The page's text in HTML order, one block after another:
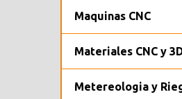
Maquinas CNC
Materiales CNC y
Metereologia y